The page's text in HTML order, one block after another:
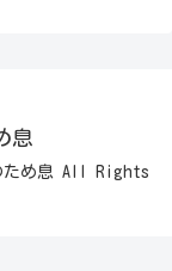
息
ため息 All Rights